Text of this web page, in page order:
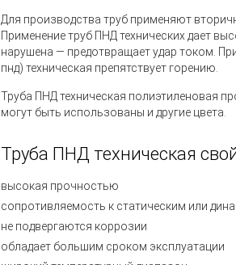
Для производства труб применяют
Применениетруб ПНД технических дает
нарушена — предотвращает удар током.
пнд) техническая препятствует горению.
Труба ПНД техническая полиэтиленовая
могут быть использованы и другие цвета.
Труба ПНД техническая
высокая прочностью
сопротивляемость к статическим или
не подвергаются коррозии
обладает большим сроком эксплуатации